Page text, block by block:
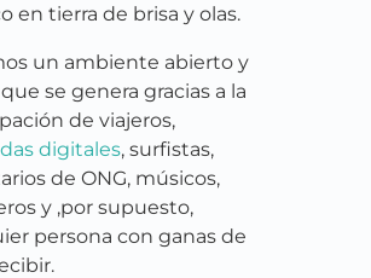
en tierra de brisa y olas.
un ambiente abierto y
se genera gracias a la
de viajeros,
digitales, surfistas,
de ONG, músicos,
y ,por supuesto,
persona con ganas de